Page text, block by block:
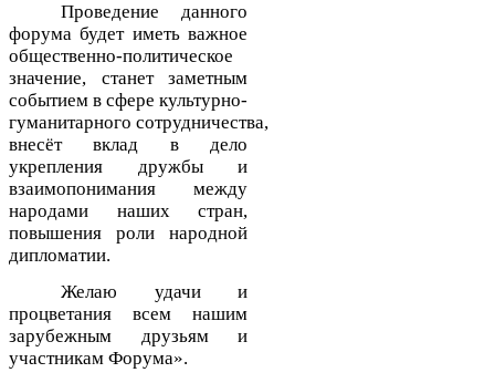
Проведение данного
форума будет иметь важное
общественно-политическое
значение, станет заметным
событием в сфере культурно-
гуманитарного сотрудничества,
внесёт вклад в дело
укрепления дружбы и
взаимопонимания между
народами наших стран,
повышения роли народной
дипломатии.
Желаю удачи и
процветания всем нашим
зарубежным друзьям и
участникам Форума».